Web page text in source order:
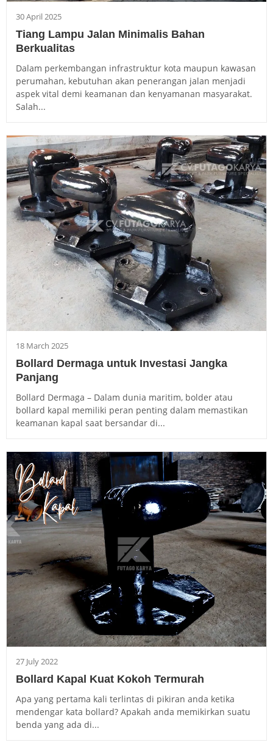
30 April 2025
Tiang Lampu Jalan Minimalis Bahan
Berkualitas
Dalam perkembangan infrastruktur kota maupun kawasan
perumahan, kebutuhan akan penerangan jalan menjadi
aspek vital demi keamanan dan kenyamanan masyarakat.
Salah...
18 March 2025
Bollard Dermaga untuk Investasi Jangka
Panjang
Bollard Dermaga – Dalam dunia maritim, bolder atau
bollard kapal memiliki peran penting dalam memastikan
keamanan kapal saat bersandar di...
27 July 2022
Bollard Kapal Kuat Kokoh Termurah
Apa yang pertama kali terlintas di pikiran anda ketika
mendengar kata bollard? Apakah anda memikirkan suatu
benda yang ada di...